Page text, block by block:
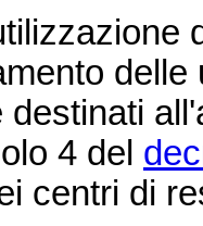
destinati
4 del
centri di